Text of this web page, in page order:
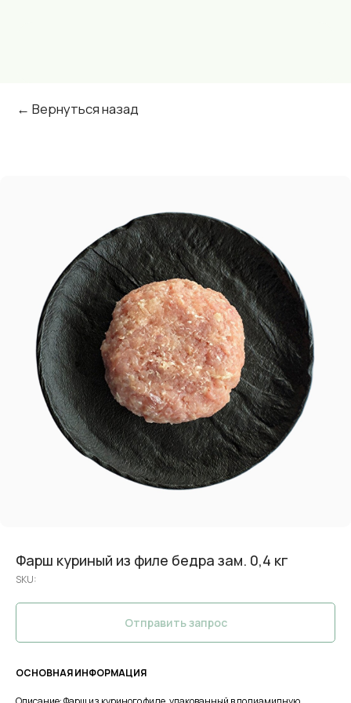
Фарш куриный из филе бедра зам. 0,4 кг
SKU:
Отправить запрос
ОСНОВНАЯ ИНФОРМАЦИЯ